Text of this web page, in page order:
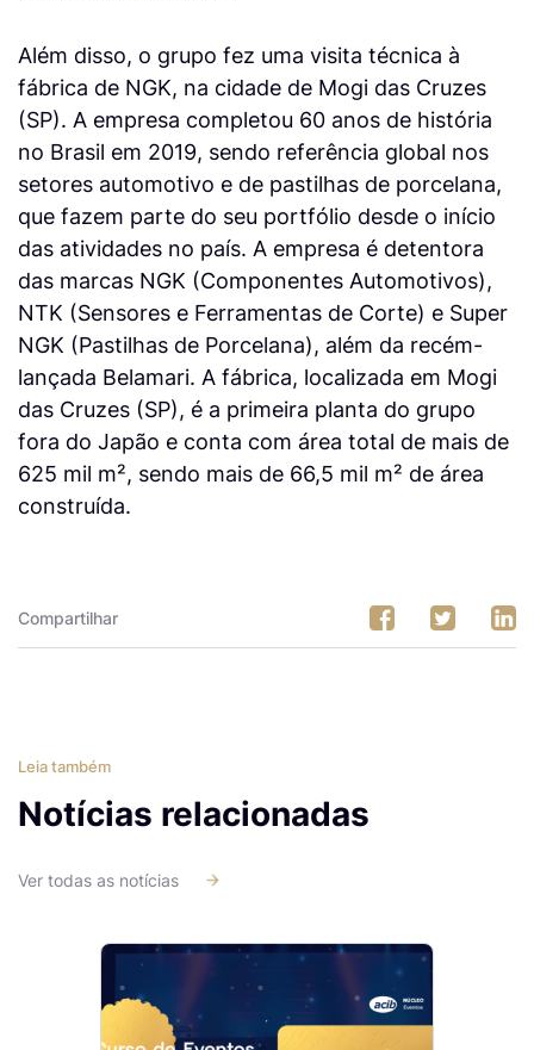
Além disso, o grupo fez uma visita técnica à
fábrica de NGK, na cidade de Mogi das Cruzes
(SP). A empresa completou 60 anos de história
no Brasil em 2019, sendo referência global nos
setores automotivo e de pastilhas de porcelana,
que fazem parte do seu portfólio desde o início
das atividades no país. A empresa é detentora
das marcas NGK (Componentes Automotivos),
NTK (Sensores e Ferramentas de Corte) e Super
NGK (Pastilhas de Porcelana), além da recém-
lançada Belamari. A fábrica, localizada em Mogi
das Cruzes (SP), é a primeira planta do grupo
fora do Japão e conta com área total de mais de
625 mil m², sendo mais de 66,5 mil m² de área
construída.
Compartilhar
Leia também
Notícias relacionadas
Ver todas as notícias